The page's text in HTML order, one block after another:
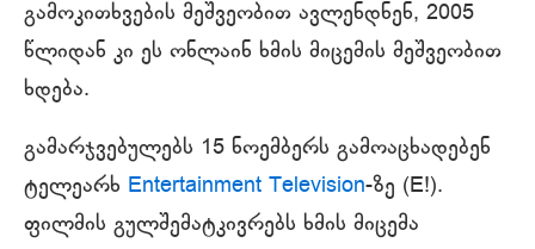
გამოკითხვების მეშვეობით ავლენდნენ, 2005
წლიდან კი ეს ონლაინ ხმის მიცემის მეშვეობით
ხდება.
გამარჯვებულებს 15 ნოემბერს გამოაცხადებენ
ტელეარხ Entertainment Television-ზე (E!).
ფილმის გულშემატკივრებს ხმის მიცემა